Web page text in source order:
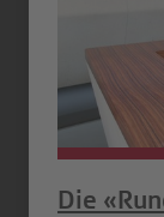
Die